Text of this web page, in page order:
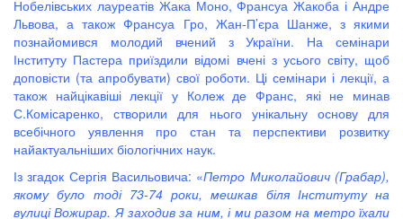
Нобелівських лауреатів Жака Моно, Франсуа Жакоба і Андре
Львова, а також Франсуа Гро, Жан-П’єра Шанже, з якими
познайомився молодий вчений з України. На семінари
Інституту Пастера приїздили відомі вчені з усього світу, щоб
доповісти (та апробувати) свої роботи. Ці семінари і лекції, а
також найцікавіші лекції у Колеж де Франс, які не минав
С.Комісаренко, створили для нього унікальну основу для
всебічного уявлення про стан та перспективи розвитку
найактуальніших біологічних наук.
Із згадок Сергія Васильовича: «Петро Миколайович (Грабар),
якому було тоді 73-74 роки, мешкав біля Інституту на
вулиці Вожирар. Я заходив за ним, і ми разом на метро їхали